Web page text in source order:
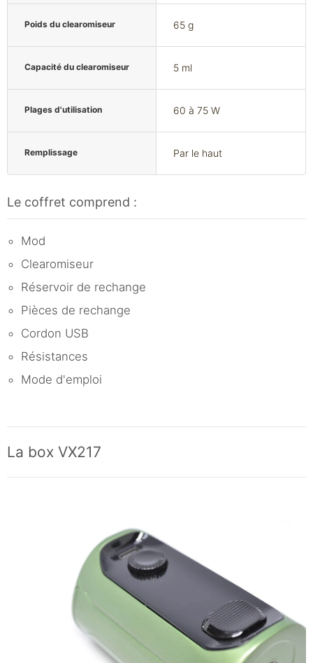
Poids du clearomiseur 65 g
Capacité du clearomiseur 5 ml
Plages d'utilisation 60 à 75 W
Remplissage Par le haut
Le coffret comprend :
Mod
Clearomiseur
Réservoir de rechange
Pièces de rechange
Cordon USB
Résistances
Mode d'emploi
La box VX217